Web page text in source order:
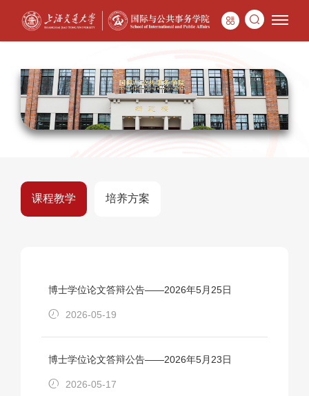
课程教学 培养方案
博士学位论文答辩公告——2026年5月25日
2026-05-19
博士学位论文答辩公告——2026年5月23日
2026-05-17